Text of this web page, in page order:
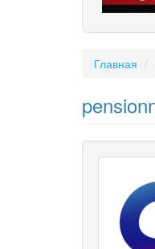
Главная